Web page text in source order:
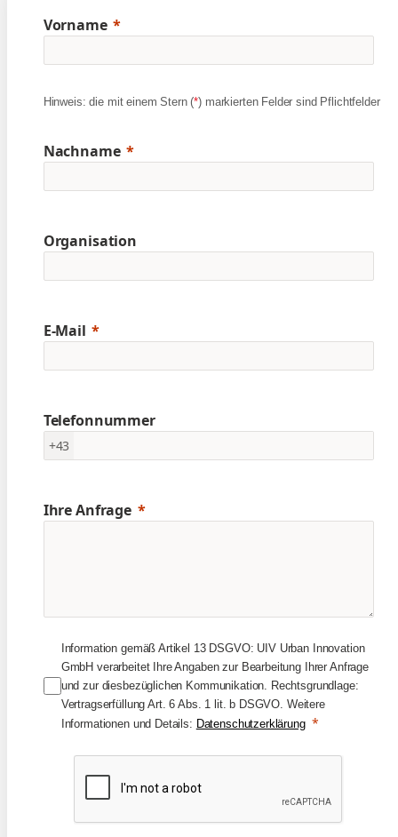
Vorname
Hinweis: die mit einem Stern (*) markierten Felder sind Pflichtfelder
Nachname
Organisation
E-Mail
Telefonnummer
+43
Ihre Anfrage
Information gemäß Artikel 13 DSGVO: UIV Urban Innovation
GmbH verarbeitet Ihre Angaben zur Bearbeitung Ihrer Anfrage
und zur diesbezüglichen Kommunikation. Rechtsgrundlage:
Vertragserfüllung Art. 6 Abs. 1 lit. b DSGVO. Weitere
Informationen und Details: Datenschutzerklärung